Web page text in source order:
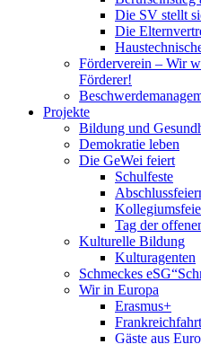
Die SV stellt
Die
Förderverein – Wir
Förderer!
Projekte
Bildung und
Demokratie leben
Die GeWei feiert
Schulfeste
Tag der
Kulturelle Bildung
Kulturagenten
Schmeckes eSG“
Wir in Europa
Erasmus+
Gäste aus